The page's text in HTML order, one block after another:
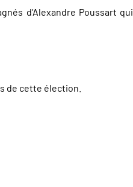
d’Alexandre Poussart qui
de cette élection.